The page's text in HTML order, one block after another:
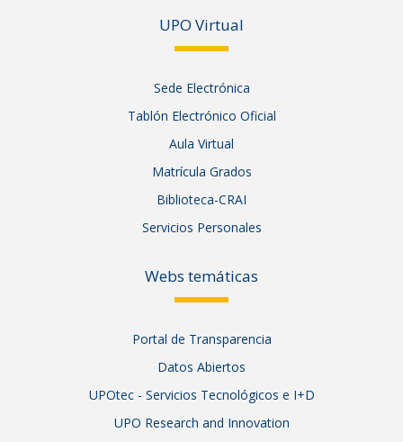
UPO Virtual
Sede Electrónica
Tablón Electrónico Oficial
Aula Virtual
Matrícula Grados
Biblioteca-CRAI
Servicios Personales
Webs temáticas
Portal de Transparencia
Datos Abiertos
UPOtec - Servicios Tecnológicos e I+D
UPO Research and Innovation